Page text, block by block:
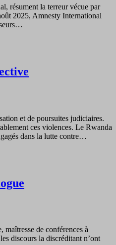
résument la terreur vécue par
2025, Amnesty International
et de poursuites judiciaires.
ces violences. Le Rwanda
dans la lutte contre…
maîtresse de conférences à
discours la discréditant n’ont